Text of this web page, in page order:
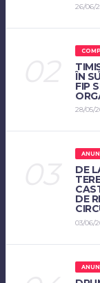
26/06/
ÎN
FIP
28/05/
DE
DE
03/06/